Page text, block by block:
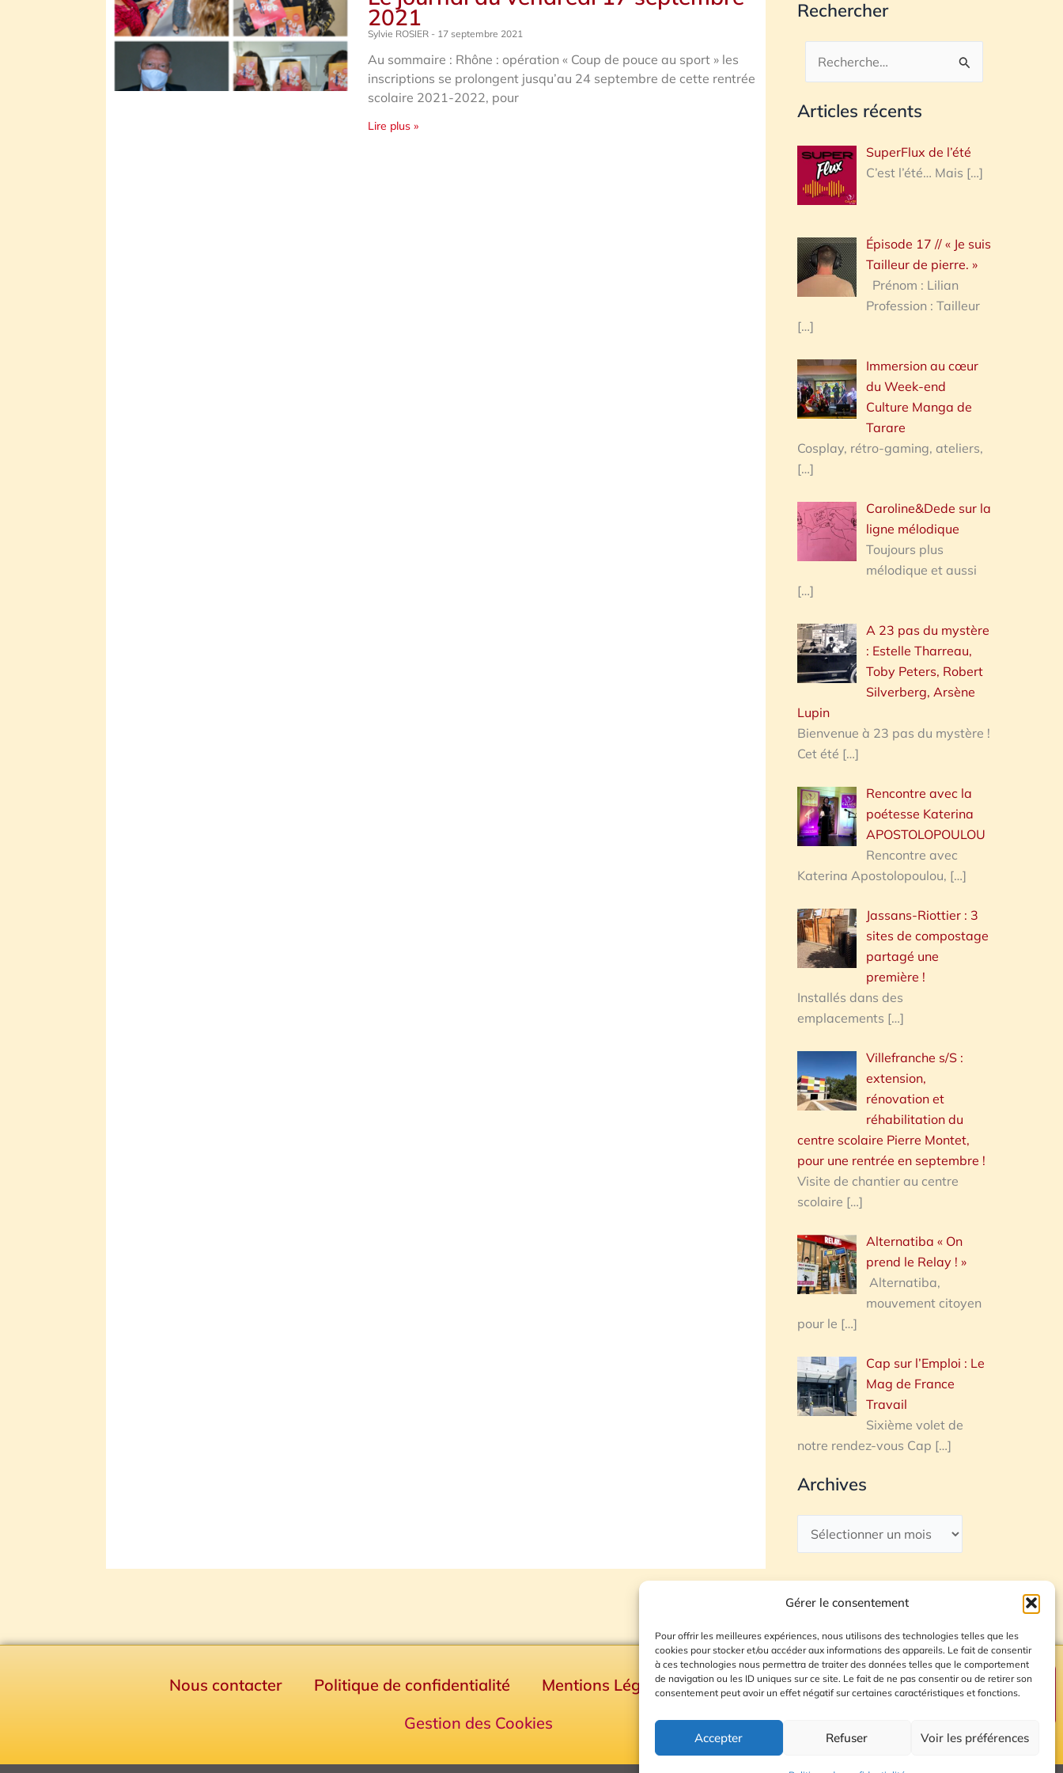
Gérer le consentement
Pour offrir les meilleures expériences, nous utilisons des technologies telles que les
cookies pour stocker et/ou accéder aux informations des appareils. Le fait de consentir
à ces technologies nous permettra de traiter des données telles que le comportement
de navigation ou les ID uniques sur ce site. Le fait de ne pas consentir ou de retirer son
consentement peut avoir un effet négatif sur certaines caractéristiques et fonctions.
Accepter Refuser Voir les préférences
2021
Sylvie ROSIER 17 septembre 2021
Au sommaire : Rhône : opération « Coup de pouce au sport » les
inscriptions se prolongent jusqu’au 24 septembre de cette rentrée
scolaire 2021-2022, pour
Lire plus »
Rechercher
Rechercher :
Articles récents
SuperFlux de l’été
C’est l’été… Mais […]
Épisode 17 // « Je suis
Tailleur de pierre. »
Prénom : Lilian
Profession : Tailleur
[…]
Immersion au cœur
du Week-end
Culture Manga de
Tarare
Cosplay, rétro-gaming, ateliers,
[…]
Caroline&Dede sur la
ligne mélodique
Toujours plus
mélodique et aussi
[…]
A 23 pas du mystère
: Estelle Tharreau,
Toby Peters, Robert
Silverberg, Arsène
Lupin
Bienvenue à 23 pas du mystère !
Cet été […]
Rencontre avec la
poétesse Katerina
APOSTOLOPOULOU
Rencontre avec
Katerina Apostolopoulou, […]
Jassans-Riottier : 3
sites de compostage
partagé une
première !
Installés dans des
emplacements […]
Villefranche s/S :
extension,
rénovation et
réhabilitation du
centre scolaire Pierre Montet,
pour une rentrée en septembre !
Visite de chantier au centre
scolaire […]
Alternatiba « On
prend le Relay ! »
Alternatiba,
mouvement citoyen
pour le […]
Cap sur l’Emploi : Le
Mag de France
Travail
Sixième volet de
notre rendez-vous Cap […]
Archives
Nous contacter Politique de confidentialité Mentions Légales
Plan du site
Gestion des Cookies